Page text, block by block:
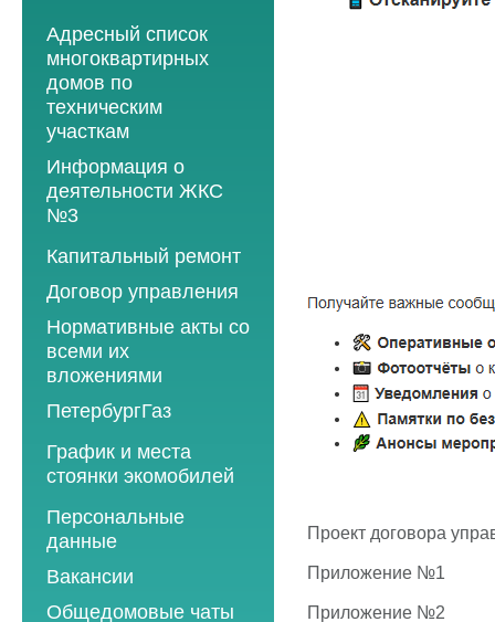
Адресный список
многоквартирных
домов по
техническим
участкам
Информация о
деятельности ЖКС
№3
Программы
2013 год
2014 год
2015 год
2016 год
2017 год
2018 год
Капитальный ремонт
Договор управления
Нормативные акты со
всеми их
вложениями
ПетербургГаз
2018 год
2019 год
2020 год
2021 год
2022 год
График и места
стоянки экомобилей
2019 год
2020 год
2021 год
2022 год
Персональные
данные
Вакансии
Общедомовые чаты
Проект договора
Приложение №1
Приложение №2